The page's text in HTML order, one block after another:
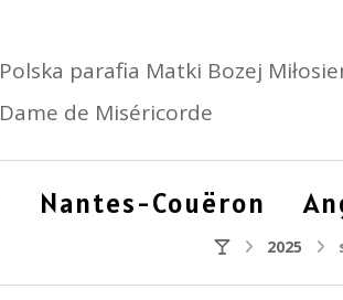
Polska parafia Matki Bozej
Dame de Miséricorde
Nantes-Couëron
2025